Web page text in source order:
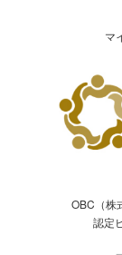
マ
OBC（株
認定